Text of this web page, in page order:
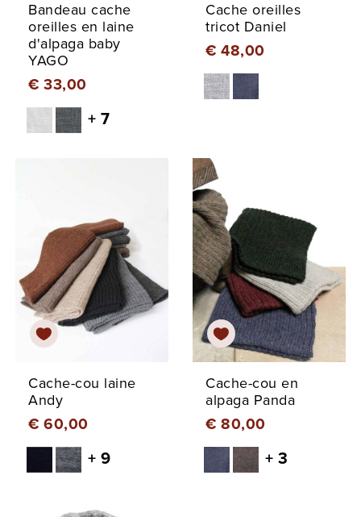
Bandeau cache
oreilles en laine
d'alpaga baby
YAGO
€ 33,00
+ 7
Cache oreilles
tricot Daniel
€ 48,00
Cache-cou laine
Andy
€ 60,00
+ 9
Cache-cou en
alpaga Panda
€ 80,00
+ 3